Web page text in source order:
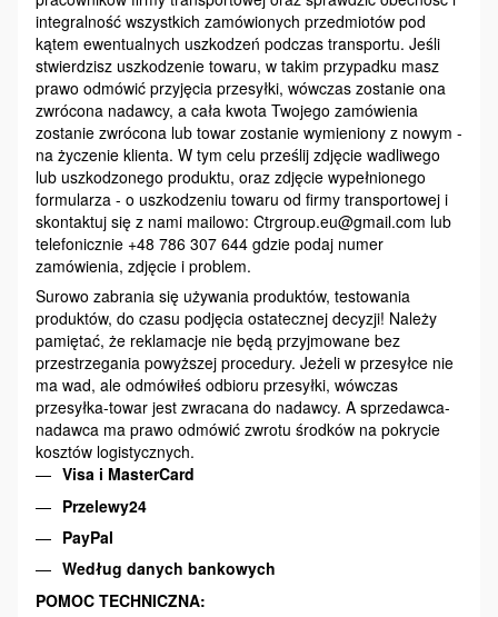
integralność wszystkich zamówionych przedmiotów pod
kątem ewentualnych uszkodzeń podczas transportu. Jeśli
stwierdzisz uszkodzenie towaru, w takim przypadku masz
prawo odmówić przyjęcia przesyłki, wówczas zostanie ona
zwrócona nadawcy, a cała kwota Twojego zamówienia
zostanie zwrócona lub towar zostanie wymieniony z nowym -
na życzenie klienta. W tym celu prześlij zdjęcie wadliwego
lub uszkodzonego produktu, oraz zdjęcie wypełnionego
formularza - o uszkodzeniu towaru od firmy transportowej i
skontaktuj się z nami mailowo: Ctrgroup.eu@gmail.com lub
telefonicznie +48 786 307 644 gdzie podaj numer
zamówienia, zdjęcie i problem.
Surowo zabrania się używania produktów, testowania
produktów, do czasu podjęcia ostatecznej decyzji! Należy
pamiętać, że reklamacje nie będą przyjmowane bez
przestrzegania powyższej procedury. Jeżeli w przesyłce nie
ma wad, ale odmówiłeś odbioru przesyłki, wówczas
przesyłka-towar jest zwracana do nadawcy. A sprzedawca-
nadawca ma prawo odmówić zwrotu środków na pokrycie
kosztów logistycznych.
Visa i MasterCard
Przelewy24
PayPal
Według danych bankowych
POMOC TECHNICZNA: